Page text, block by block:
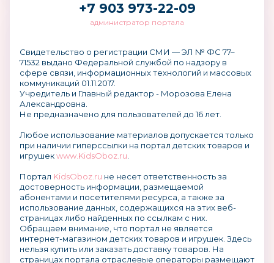
+7 903 973-22-09
администратор портала
Свидетельство о регистрации СМИ — ЭЛ № ФС 77–
71532 выдано Федеральной службой по надзору в
сфере связи, информационных технологий и массовых
коммуникаций 01.11.2017.
Учредитель и Главный редактор - Морозова Елена
Александровна.
Не предназначено для пользователей до 16 лет.
Любое использование материалов допускается только
при наличии гиперссылки на портал детских товаров и
игрушекwww.KidsOboz.ru
Портал KidsOboz.ru не несет ответственность за
достоверность информации, размещаемой
абонентами и посетителями ресурса, а также за
использование данных, содержащихся на этих веб-
страницах либо найденных по ссылкам с них.
Обращаем внимание, что портал не является
интернет-магазином детских товаров и игрушек. Здесь
нельзя купить или заказать доставку товаров. На
страницах портала отраслевые операторы размещают